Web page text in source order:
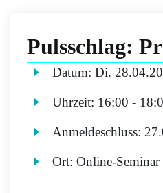
Pulsschlag:
Datum:Di.
Uhrzeit: 16:00 -
Anmeldeschluss:
Ort:Online-Seminar